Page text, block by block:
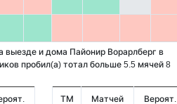
выезде и дома Пайонир Ворарлберг в
пробил(а) тотал больше 5.5 мячей 8
ТМ Матчей Вероят.